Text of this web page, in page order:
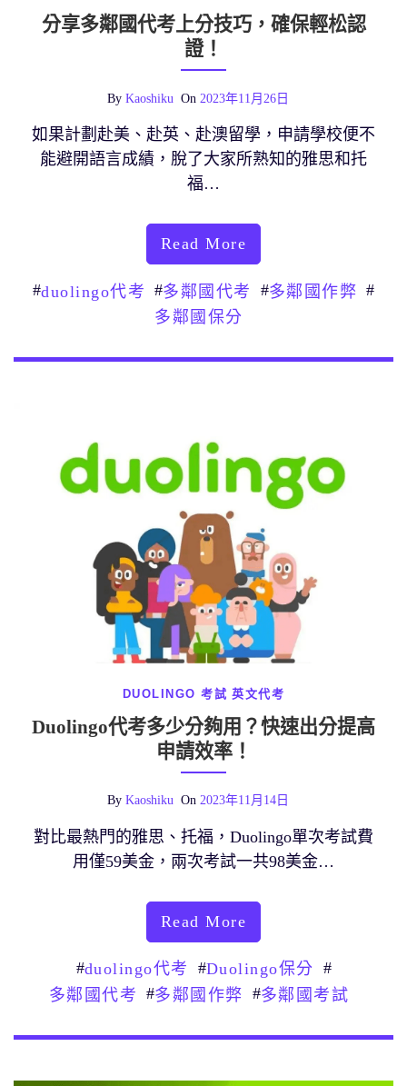
分享多鄰國代考上分技巧，確保輕松認
證！
By Kaoshiku On 2023年11月26日
如果計劃赴美、赴英、赴澳留學，申請學校便不
能避開語言成績，脫了大家所熟知的雅思和托
福…
Read More
#duolingo代考 #多鄰國代考 #多鄰國作弊 #
多鄰國保分
DUOLINGO 考試 英文代考
Duolingo代考多少分夠用？快速出分提高
申請效率！
By Kaoshiku On 2023年11月14日
對比最熱門的雅思、托福，Duolingo單次考試費
用僅59美金，兩次考試一共98美金…
Read More
#duolingo代考 #Duolingo保分
#
多鄰國代考
#多鄰國作弊 #多鄰國考試